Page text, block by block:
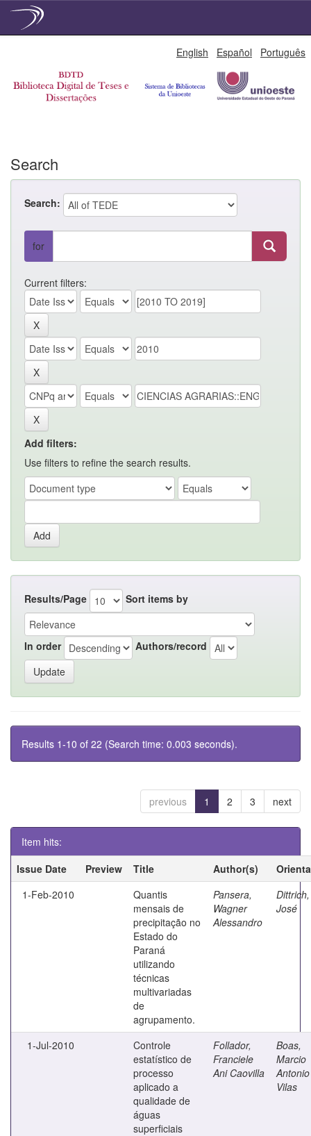
English Español Português
Search
Search:
for
Current filters:
Add filters:
Use filters to refine the search results.
Results/Page Sort items by
In order Authors/record
Results 1-10 of 22 (Search time: 0.003 seconds).
previous 1 2 3 next
Item hits:
Issue Date
Preview Title Author(s)
1-Feb-2010
Quantis
mensais de
precipitação no
Estado do
Paraná
utilizando
técnicas
multivariadas
de
agrupamento.
Pansera,
Wagner
Alessandro
José
1-Jul-2010
Controle
estatístico de
processo
aplicado a
qualidade de
águas
superficiais
Follador,
Franciele
Ani Caovilla
Boas,
Marcio
Antonio
Vilas